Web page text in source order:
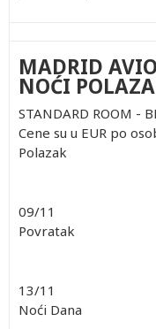
MADRID
NOĆI
STANDARD ROOM -
Cene su u EUR po
Polazak
09/11
Povratak
13/11
Noći Dana